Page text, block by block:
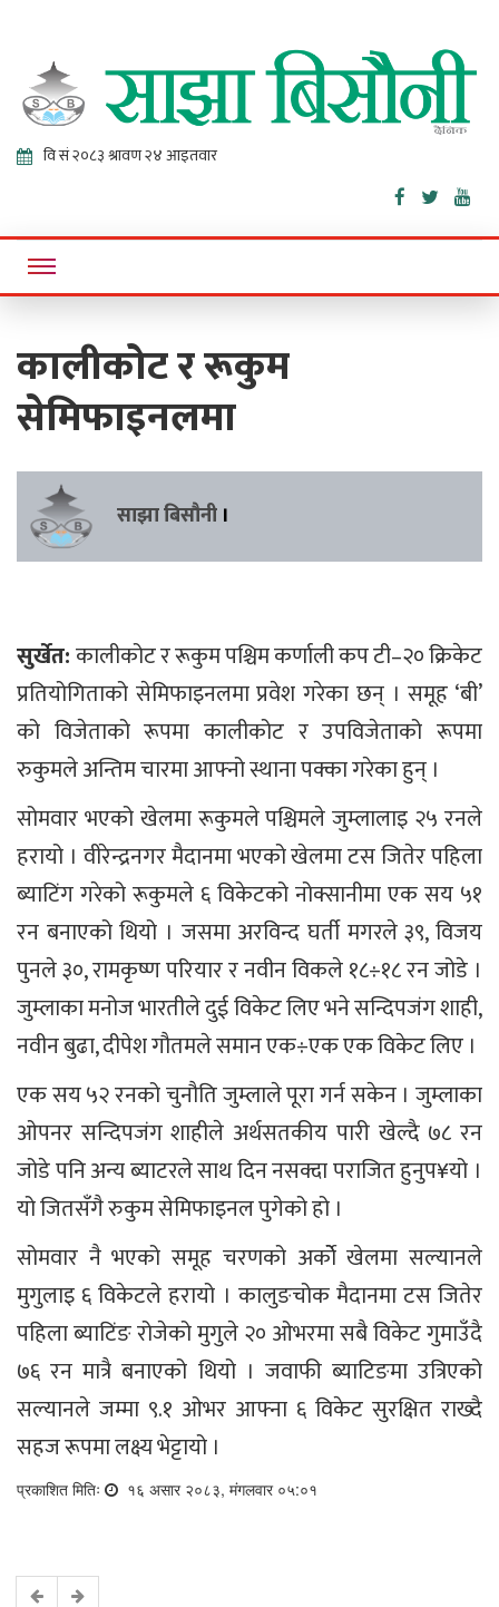
Sajha
Bisaunee
Online News Portal
कालीकोट र रूकुम
सेमिफाइनलमा
साझा बिसौनी ।
सुर्खेत:कालीकोट र रूकुम पश्चिम कर्णाली कप टी–२० क्रिकेट
प्रतियोगिताको सेमिफाइनलमा प्रवेश गरेका छन् । समूह ‘बी’
को विजेताको रूपमा कालीकोट र उपविजेताको रूपमा
रुकुमले अन्तिम चारमा आफ्नो स्थाना पक्का गरेका हुन् ।
सोमवार भएको खेलमा रूकुमले पश्चिमले जुम्लालाइ २५ रनले
हरायो । वीरेन्द्रनगर मैदानमा भएको खेलमा टस जितेर पहिला
ब्याटिंग गरेको रूकुमले ६ विकेटको नोक्सानीमा एक सय ५१
रन बनाएको थियो । जसमा अरविन्द घर्ती मगरले ३९, विजय
पुनले ३०, रामकृष्ण परियार र नवीन विकले १८÷१८ रन जोडे ।
जुम्लाका मनोज भारतीले दुई विकेट लिए भने सन्दिपजंग शाही,
नवीन बुढा, दीपेश गौतमले समान एक÷एक एक विकेट लिए ।
एक सय ५२ रनको चुनौति जुम्लाले पूरा गर्न सकेन । जुम्लाका
ओपनर सन्दिपजंग शाहीले अर्थसतकीय पारी खेल्दै ७८ रन
जोडे पनि अन्य ब्याटरले साथ दिन नसक्दा पराजित हुनुप¥यो ।
यो जितसँगै रुकुम सेमिफाइनल पुगेको हो ।
सोमवार नै भएको समूह चरणको अर्कोे खेलमा सल्यानले
मुगुलाइ ६ विकेटले हरायो । कालुङचोक मैदानमा टस जितेर
पहिला ब्याटिंङ रोजेको मुगुले २० ओभरमा सबै विकेट गुमाउँदै
७६ रन मात्रै बनाएको थियो । जवाफी ब्याटिङमा उत्रिएको
सल्यानले जम्मा ९.१ ओभर आफ्ना ६ विकेट सुरक्षित राख्दै
सहज रूपमा लक्ष्य भेट्टायो ।
प्रकाशित मितिः १६ असार २०८३, मंगलवार ०५:०१